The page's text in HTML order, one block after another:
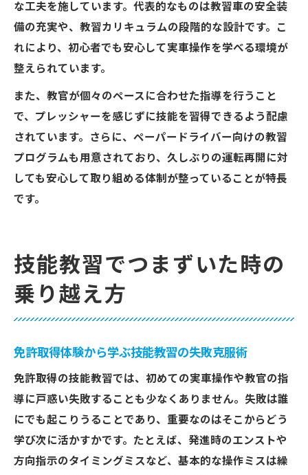
な工夫を施しています。代表的なものは教習車の安全装
備の充実や、教習カリキュラムの段階的な設計です。こ
れにより、初心者でも安心して実車操作を学べる環境が
整えられています。
また、教官が個々のペースに合わせた指導を行うこと
で、プレッシャーを感じずに技能を習得できるよう配慮
されています。さらに、ペーパードライバー向けの教習
プログラムも用意されており、久しぶりの運転再開に対
しても安心して取り組める体制が整っていることが特長
です。
技能教習でつまずいた時の
乗り越え方
免許取得体験から学ぶ技能教習の失敗克服術
免許取得の技能教習では、初めての実車操作や教官の指
導に戸惑い失敗することも少なくありません。失敗は誰
にでも起こりうることであり、重要なのはそこからどう
学び次に活かすかです。たとえば、発進時のエンストや
方向指示のタイミングミスなど、基本的な操作ミスは繰